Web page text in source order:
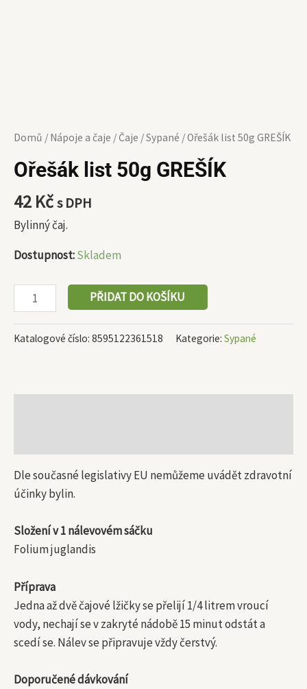
Domů / Nápoje a čaje / Čaje /Sypané / Ořešák list 50g GREŠÍK
Ořešák list 50g GREŠÍK
42 Kčs DPH
Bylinný čaj.
Dostupnost:Skladem
PŘIDAT DO KOŠÍKU
Katalogové číslo: 8595122361518 Kategorie: Sypané
Dle současné legislativy EU nemůžeme uvádět zdravotní
účinky bylin.
Složení v 1 nálevovém sáčku
Folium juglandis
Příprava
Jedna až dvě čajové lžičky se přelijí 1/4 litrem vroucí
vody, nechají se v zakryté nádobě 15 minut odstát a
scedí se. Nálev se připravuje vždy čerstvý.
Doporučené dávkování